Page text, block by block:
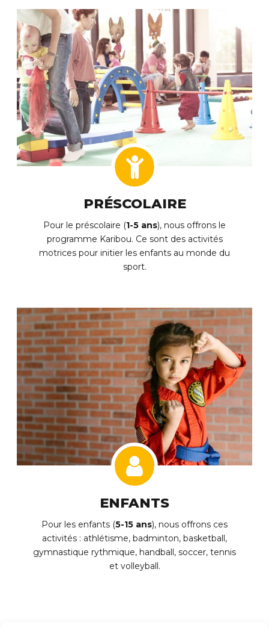
Sauvegarder comme pdf print
Activité Jour
BADMINTON LIBRE (EN DOUBLE) 16 ANS +
BASKETBALL LIBRE 16 ANS +
PICKLEBALL LIBRE 16 ANS +
VOLLEYBALL LIBRE 16 ANS +
TENNIS DE TABLE (PING-PONG)
Sauvegarder comme pdf print
Activité
CONDITIONNEMENT PHYSIQUE 55+
MUSCULATION ENCADRÉE 55+
YOGA 55+ AVEC CHITRA
YOGA THÉRAPEUTIQUE SUR CHAISE AVEC GIOVANNA
PRÉSCOLAIRE
Pour le préscolaire (1-5 ans), nous offrons le
programme Karibou. Ce sont des activités
motrices pour initier les enfants au monde du
sport.
ENFANTS
Pour les enfants (5-15 ans), nous offrons ces
activités : athlétisme, badminton, basketball,
gymnastique rythmique, handball, soccer, tennis
et volleyball.